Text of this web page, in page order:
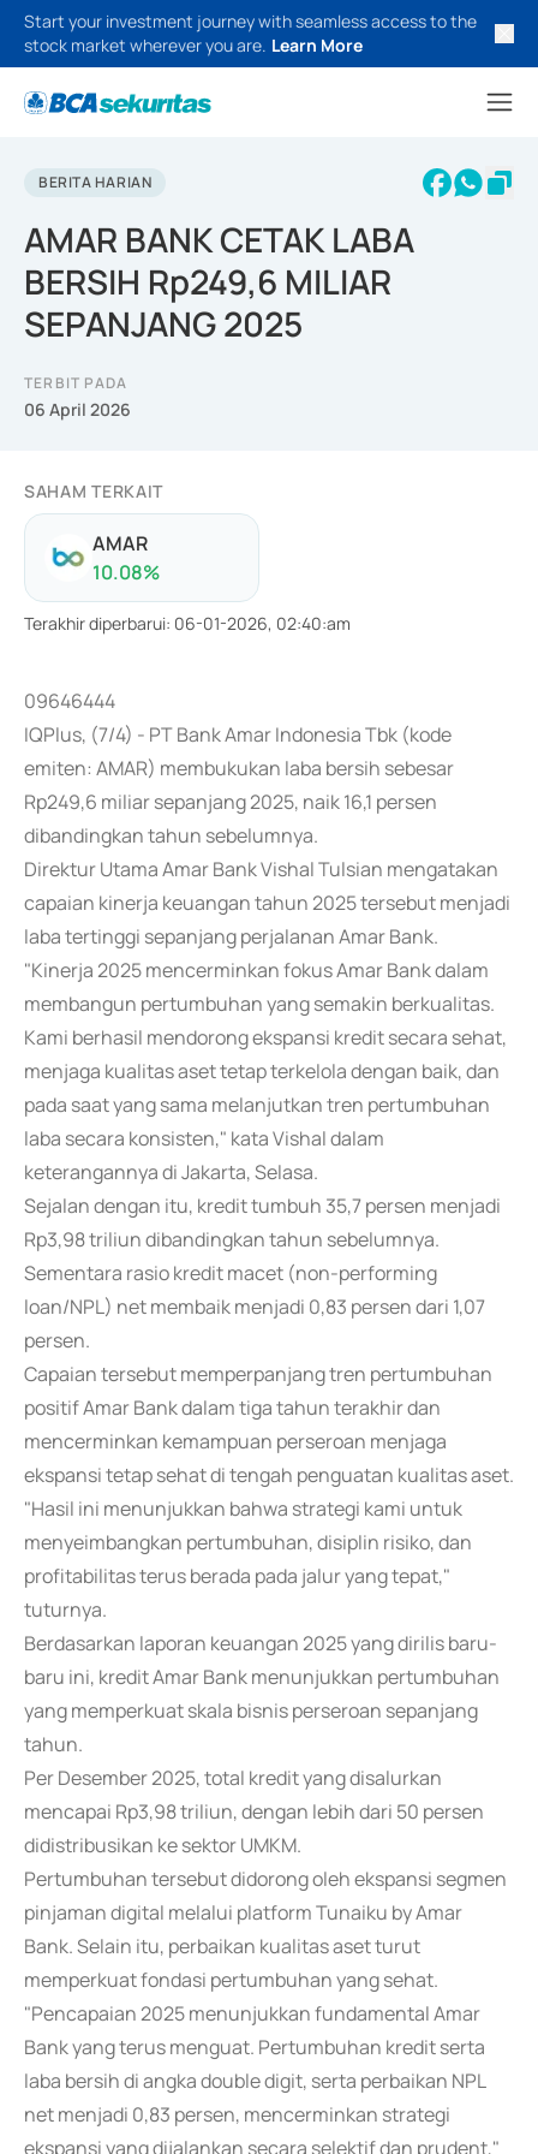
Start your investment journey with seamless access to the
stock market wherever you are. Learn More
BERITA HARIAN
AMAR BANK CETAK LABA
BERSIH Rp249,6 MILIAR
SEPANJANG 2025
TERBIT PADA
06 April 2026
SAHAM TERKAIT
AMAR
10.08%
Terakhir diperbarui: 06-01-2026, 02:40:am
09646444
IQPlus, (7/4) - PT Bank Amar Indonesia Tbk (kode
emiten: AMAR) membukukan laba bersih sebesar
Rp249,6 miliar sepanjang 2025, naik 16,1 persen
dibandingkan tahun sebelumnya.
Direktur Utama Amar Bank Vishal Tulsian mengatakan
capaian kinerja keuangan tahun 2025 tersebut menjadi
laba tertinggi sepanjang perjalanan Amar Bank.
"Kinerja 2025 mencerminkan fokus Amar Bank dalam
membangun pertumbuhan yang semakin berkualitas.
Kami berhasil mendorong ekspansi kredit secara sehat,
menjaga kualitas aset tetap terkelola dengan baik, dan
pada saat yang sama melanjutkan tren pertumbuhan
laba secara konsisten," kata Vishal dalam
keterangannya di Jakarta, Selasa.
Sejalan dengan itu, kredit tumbuh 35,7 persen menjadi
Rp3,98 triliun dibandingkan tahun sebelumnya.
Sementara rasio kredit macet (non-performing
loan/NPL) net membaik menjadi 0,83 persen dari 1,07
persen.
Capaian tersebut memperpanjang tren pertumbuhan
positif Amar Bank dalam tiga tahun terakhir dan
mencerminkan kemampuan perseroan menjaga
ekspansi tetap sehat di tengah penguatan kualitas aset.
"Hasil ini menunjukkan bahwa strategi kami untuk
menyeimbangkan pertumbuhan, disiplin risiko, dan
profitabilitas terus berada pada jalur yang tepat,"
tuturnya.
Berdasarkan laporan keuangan 2025 yang dirilis baru-
baru ini, kredit Amar Bank menunjukkan pertumbuhan
yang memperkuat skala bisnis perseroan sepanjang
tahun.
Per Desember 2025, total kredit yang disalurkan
mencapai Rp3,98 triliun, dengan lebih dari 50 persen
didistribusikan ke sektor UMKM.
Pertumbuhan tersebut didorong oleh ekspansi segmen
pinjaman digital melalui platform Tunaiku by Amar
Bank. Selain itu, perbaikan kualitas aset turut
memperkuat fondasi pertumbuhan yang sehat.
"Pencapaian 2025 menunjukkan fundamental Amar
Bank yang terus menguat. Pertumbuhan kredit serta
laba bersih di angka double digit, serta perbaikan NPL
net menjadi 0,83 persen, mencerminkan strategi
ekspansi yang dijalankan secara selektif dan prudent,"